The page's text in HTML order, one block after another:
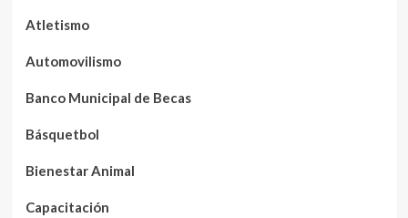
Atletismo
Automovilismo
Banco Municipal de Becas
Básquetbol
Bienestar Animal
Capacitación